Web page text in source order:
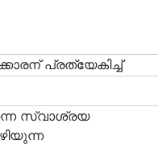
പ്രത്യേകിച്ച്
സ്വാശ്രയ